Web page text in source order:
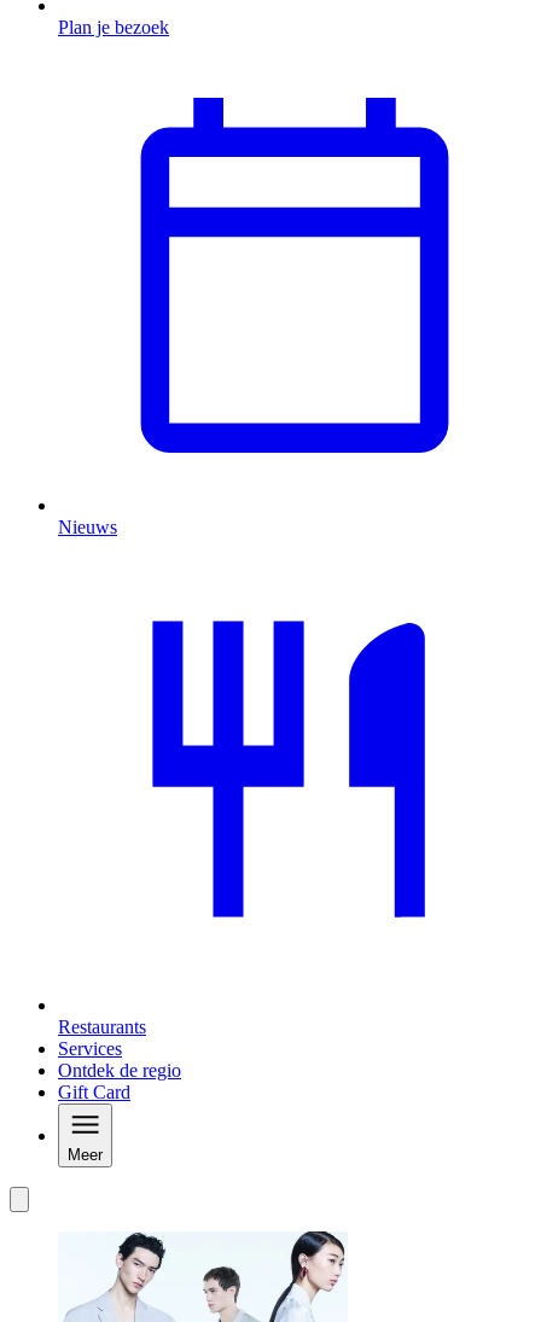
Plan je bezoek
Nieuws
Restaurants
Services
Ontdek de regio
Gift Card
Meer